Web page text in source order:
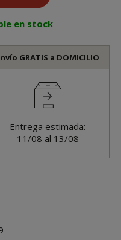
en stock
GRATIS a DOMICILIO
Entrega estimada:
11/08 al 13/08